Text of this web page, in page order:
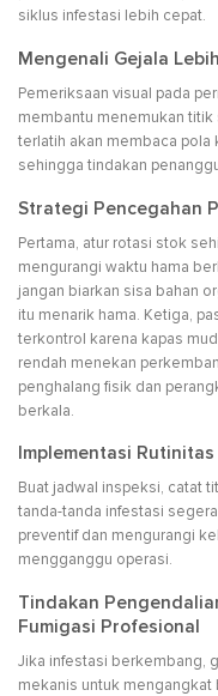
siklus infestasi lebih cepat.
Mengenali Gejala
Pemeriksaan visual pada
membantu menemukan
terlatih akan membaca pola
sehingga tindakan
Strategi Pencegahan
Pertama, atur rotasi stok
mengurangi waktu hama
jangan biarkan sisa bahan
itu menarik hama. Ketiga,
terkontrol karena kapas
rendah menekan
penghalang fisik dan
berkala.
Implementasi
Buat jadwal inspeksi, catat
tanda-tanda infestasi
preventif dan mengurangi
mengganggu operasi.
Tindakan
Fumigasi Profesional
Jika infestasi berkembang,
mekanis untuk mengangkat